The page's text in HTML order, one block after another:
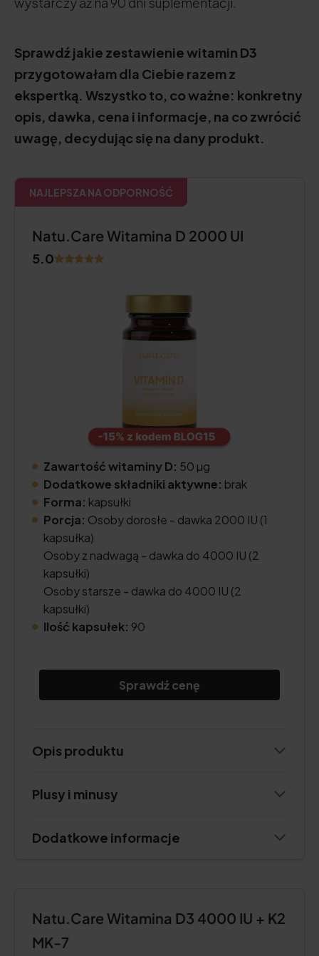
Sprawdź jakie zestawienie witamin D3
przygotowałam dla Ciebie razem z
ekspertką. Wszystko to, co ważne: konkretny
opis, dawka, cena i informacje, na co zwrócić
uwagę, decydując się na dany produkt.
NAJLEPSZA NA ODPORNOŚĆ
Natu.Care Witamina D 2000 UI
5.0
Zawartość witaminy D: 50 µg
Dodatkowe składniki aktywne: brak
Forma: kapsułki
Porcja: Osoby dorosłe - dawka 2000 IU (1
kapsułka)
Osoby z nadwagą - dawka do 4000 IU (2
kapsułki)
Osoby starsze - dawka do 4000 IU (2
kapsułki)
Ilość kapsułek: 90
Sprawdź cenę
Opis produktu
Plusy i minusy
Dodatkowe informacje
Natu.Care Witamina D3 4000 IU + K2
MK-7